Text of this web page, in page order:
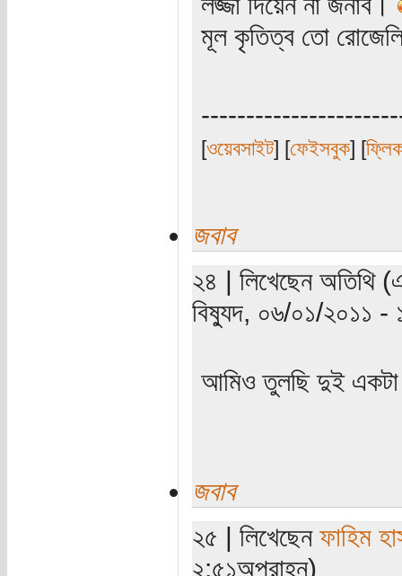
মূল কৃতিত্ব তো
[ওয়েবসাইট] [ফেইসবুক] [
জবাব
২৪ | লিখেছেন অতিথি
বিষ্যুদ, ০৬/০১/২০১১ -
আমিও তুলছি দুই
জবাব
২৫ | লিখেছেন ফাহিম
২:৫১অপরাহ্ন)